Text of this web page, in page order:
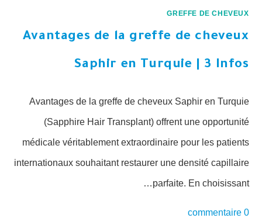
GREFFE DE CHEVEUX
Avantages de la greffe de cheveux
Saphir en Turquie | 3 Infos
Avantages de la greffe de cheveux Saphir en Turquie
(Sapphire Hair Transplant) offrent une opportunité
médicale véritablement extraordinaire pour les patients
internationaux souhaitant restaurer une densité capillaire
parfaite. En choisissant…
0 commentaire